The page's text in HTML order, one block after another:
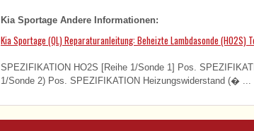
Kia Sportage Andere Informationen:
Kia Sportage (QL) Reparaturanleitung: Beheizte Lambdasonde (HO2S)
SPEZIFIKATION HO2S [Reihe 1/Sonde 1] Pos.
1/Sonde 2) Pos. SPEZIFIKATION Heizungswiderstand (� ...